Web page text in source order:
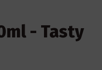
- Tasty